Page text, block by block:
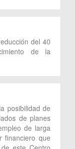
del 40
de la
posibilidad de
de planes
de larga
financiero que